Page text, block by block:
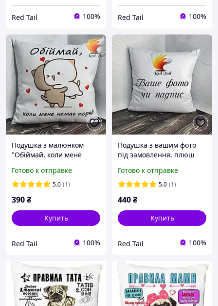
Red Tail 100% Red Tail 100%
Подушка з малюнком
"Обіймай, коли мене
Готово к отправке
5.0 (1)
390₴
Купить
Red Tail 100%
Подушка з вашим фото
під замовлення, плюш
Готово к отправке
5.0 (1)
440₴
Купить
Red Tail 100%